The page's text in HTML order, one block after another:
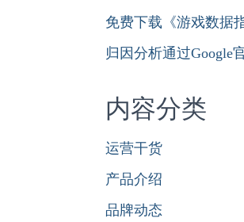
免费下载《游戏数据
归因分析通过Google
内容分类
运营干货
产品介绍
品牌动态